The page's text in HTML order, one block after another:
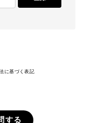
に基づく表記
する